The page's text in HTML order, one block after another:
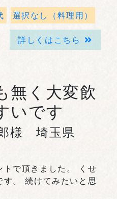
選択なし（料理用）
詳しくはこちら
無く大変飲
いです
様 埼玉県
トで頂きました。 くせ
す。 続けてみたいと思